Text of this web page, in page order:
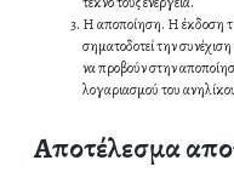
Η αποποίηση. Η έκδοση
σηματοδοτεί την συνέχιση
να προβούν στην
λογαριασμού του
Αποτέλεσμα